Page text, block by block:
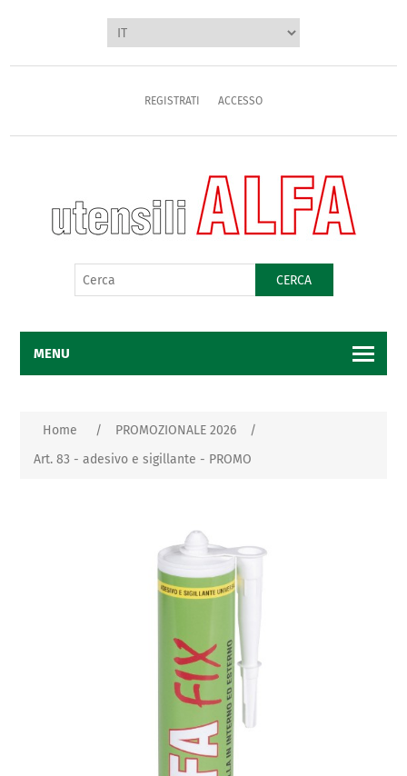
REGISTRATI ACCESSO
CERCA
MENU
Home / PROMOZIONALE 2026
/
Art. 83 - adesivo e sigillante - PROMO